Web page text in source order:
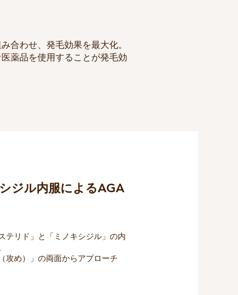
合わせ、発毛効果を最大化。
薬品を使用することが発毛効
ジル内服によるAGA
テリド」と「ミノキシジル」の内
攻め）」の両面からアプローチ